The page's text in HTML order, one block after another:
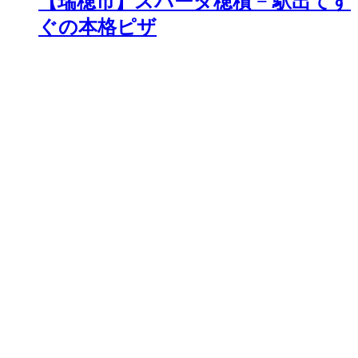
ぐの本格ピザ